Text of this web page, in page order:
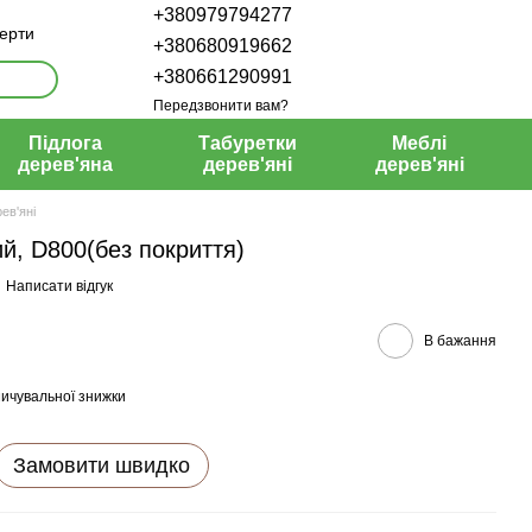
+380979794277
+380680919662
+380661290991
Передзвонити вам?
Підлога
дерев'яна
Табуретки
дерев'яні
Меблі
дерев'яні
D800(без покриття)
Написати відгук
В бажання
знижки
Замовити швидко